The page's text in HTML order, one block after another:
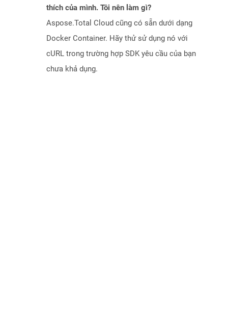
thích của mình. Tôi nên làm gì?
Aspose.Total Cloud cũng có sẵn dưới dạng
Docker Container. Hãy thử sử dụng nó với
cURL trong trường hợp SDK yêu cầu của bạn
chưa khả dụng.